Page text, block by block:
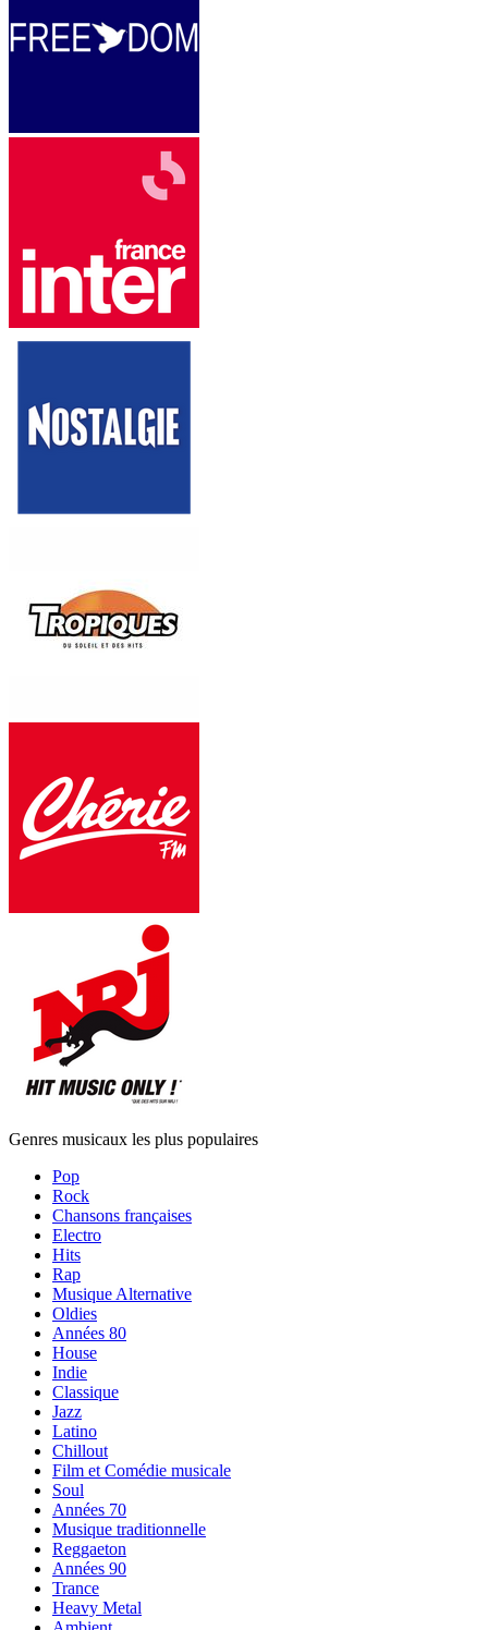
Genres musicaux les plus populaires
Pop
Rock
Chansons françaises
Electro
Hits
Rap
Musique Alternative
Oldies
Années 80
House
Indie
Classique
Jazz
Latino
Chillout
Film et Comédie musicale
Soul
Années 70
Musique traditionnelle
Reggaeton
Années 90
Trance
Heavy Metal